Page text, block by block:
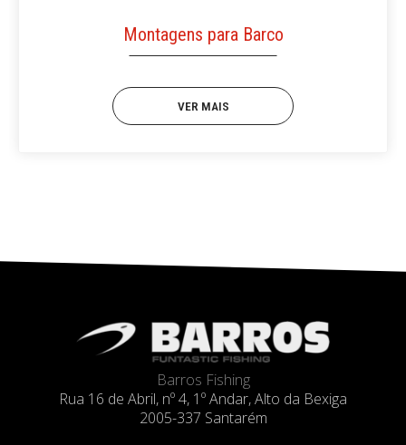
Montagens para Barco
VER MAIS
Barros Fishing
Rua 16 de Abril, nº 4, 1º Andar, Alto da Bexiga
2005-337 Santarém